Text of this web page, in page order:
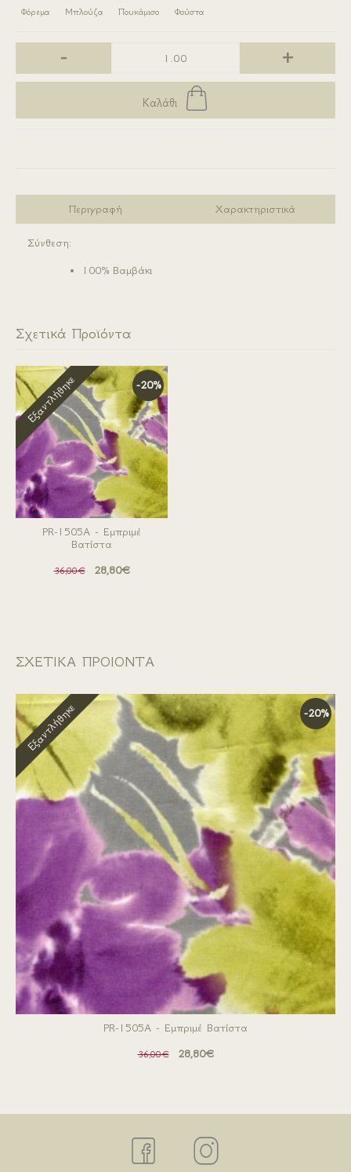
Φόρεμα
Μπλούζα Πουκάμισο Φούστα
- +
Καλάθι
Περιγραφή Χαρακτηριστικά
Σύνθεση:
100% Βαμβάκι
Σχετικά Προϊόντα
-20%
Εξαντλήθηκε
PR-1505A - Εμπριμέ
Βατίστα
36,00€ 28,80€
ΣΧΕΤΙΚΑ ΠΡΟΙΟΝΤΑ
-20%
Εξαντλήθηκε
PR-1505A - Εμπριμέ Βατίστα
36,00€ 28,80€